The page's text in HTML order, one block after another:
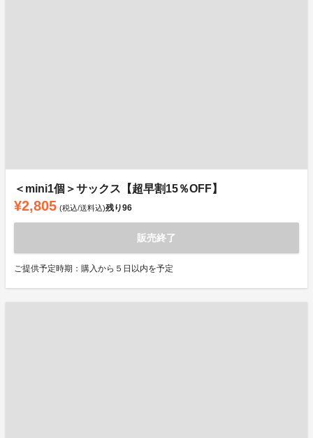
＜mini1個＞サックス【超早割15％OFF】
¥2,805 (税込/送料込)残り96
販売終了
ご提供予定時期：購入から５日以内を予定